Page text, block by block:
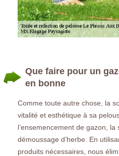
Que faire pour un
en bonne
Comme toute autre chose, la
vitalité et esthétique à sa
l’ensemencement de gazon, la
démoussage d’herbe. En
produits nécessaires, nous